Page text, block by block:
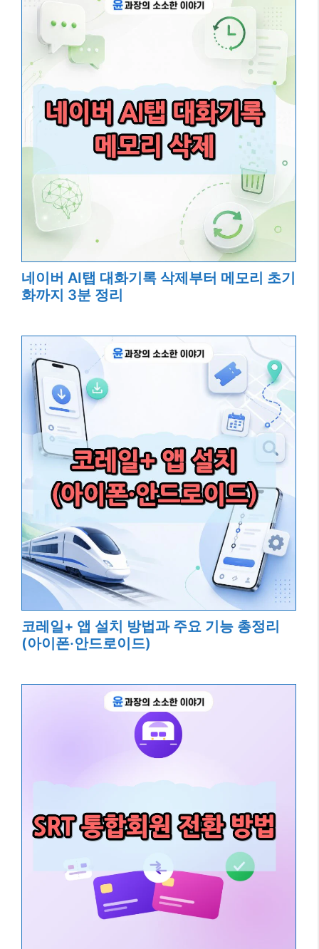
네이버 AI탭 대화기록 삭제부터 메모리 초기
화까지 3분 정리
코레일+ 앱 설치 방법과 주요 기능 총정리
(아이폰·안드로이드)